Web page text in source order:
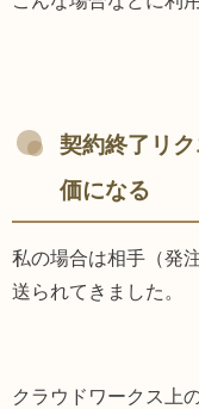
契約終了リ
価になる
私の場合は相手（発
送られてきました。
クラウドワークス上